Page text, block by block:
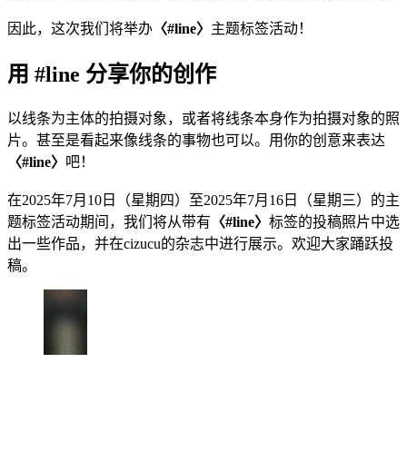
因此，这次我们将举办 〈#line〉 主题标签活动！
用 #line 分享你的创作
以线条为主体的拍摄对象，或者将线条本身作为拍摄对象的照
片。甚至是看起来像线条的事物也可以。用你的创意来表达
〈#line〉 吧！
在2025年7月10日（星期四）至2025年7月16日（星期三）的主
题标签活动期间，我们将从带有 〈#line〉 标签的投稿照片中选
出一些作品，并在cizucu的杂志中进行展示。欢迎大家踊跃投
稿。